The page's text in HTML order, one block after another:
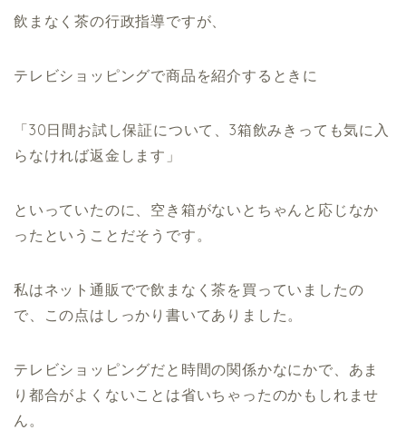
飲まなく茶の行政指導ですが、
テレビショッピングで商品を紹介するときに
「30日間お試し保証について、3箱飲みきっても気に入
らなければ返金します」
といっていたのに、空き箱がないとちゃんと応じなか
ったということだそうです。
私はネット通販でで飲まなく茶を買っていましたの
で、この点はしっかり書いてありました。
テレビショッピングだと時間の関係かなにかで、あま
り都合がよくないことは省いちゃったのかもしれませ
ん。